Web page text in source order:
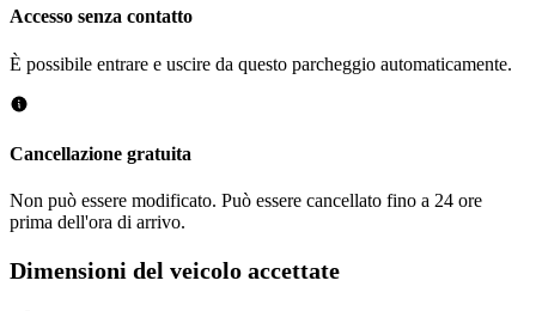
Accesso senza contatto
È possibile entrare e uscire da questo parcheggio automaticamente.
Cancellazione gratuita
Non può essere modificato. Può essere cancellato fino a 24 ore
prima dell'ora di arrivo.
Dimensioni del veicolo accettate